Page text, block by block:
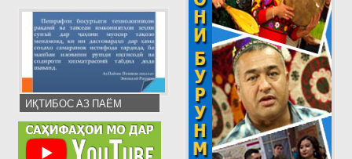
ИҚТИБОС АЗ ПАЁМ